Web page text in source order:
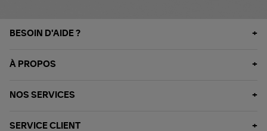
BESOIN D'AIDE ?
À PROPOS
NOS SERVICES
SERVICE CLIENT